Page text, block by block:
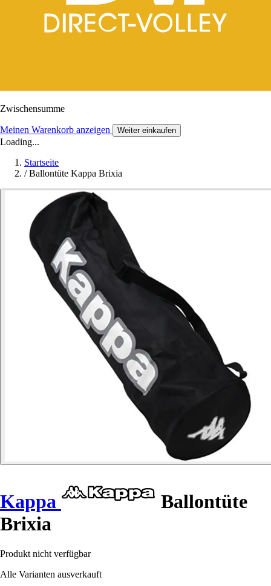
Zwischensumme
Meinen Warenkorb anzeigen Weiter einkaufen
Loading...
Startseite
/ Ballontüte Kappa Brixia
Kappa
Ballontüte
Brixia
Produkt nicht verfügbar
Alle Varianten ausverkauft